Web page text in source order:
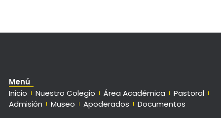
Menú
Inicio
Nuestro Colegio Área Académica
Pastoral
Admisión
Museo Apoderados
Documentos